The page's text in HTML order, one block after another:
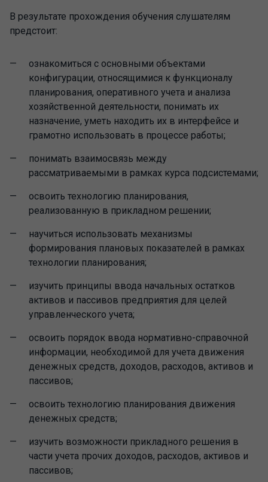
В результате прохождения обучения слушателям
предстоит:
ознакомиться с основными объектами
конфигурации, относящимися к функционалу
планирования, оперативного учета и анализа
хозяйственной деятельности, понимать их
назначение, уметь находить их в интерфейсе и
грамотно использовать в процессе работы;
понимать взаимосвязь между
рассматриваемыми в рамках курса подсистемами;
освоить технологию планирования,
реализованную в прикладном решении;
научиться использовать механизмы
формирования плановых показателей в рамках
технологии планирования;
изучить принципы ввода начальных остатков
активов и пассивов предприятия для целей
управленческого учета;
освоить порядок ввода нормативно-справочной
информации, необходимой для учета движения
денежных средств, доходов, расходов, активов и
пассивов;
освоить технологию планирования движения
денежных средств;
изучить возможности прикладного решения в
части учета прочих доходов, расходов, активов и
пассивов;